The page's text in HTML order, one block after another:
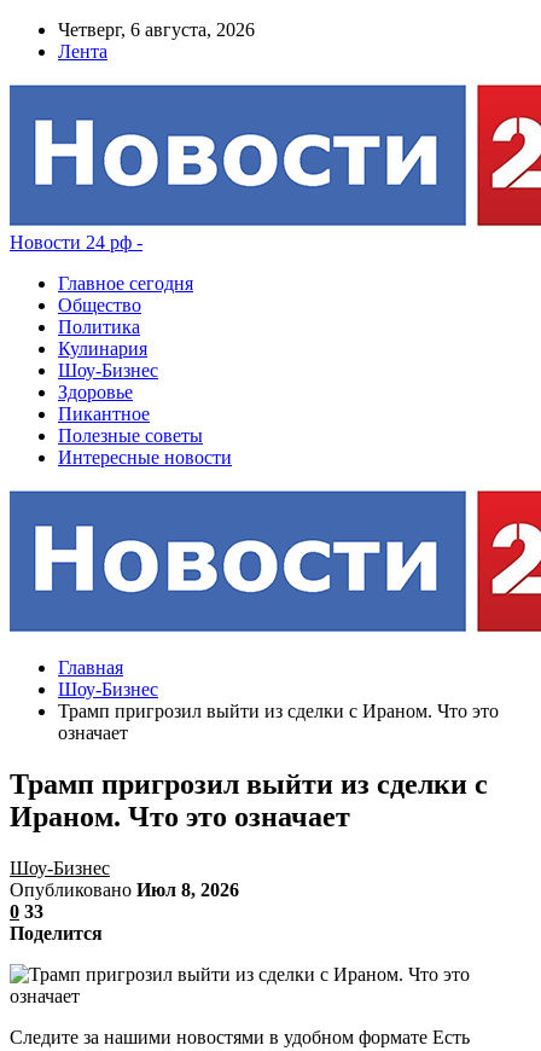
Четверг, 6 августа, 2026
Лента
Новости 24 рф -
Главное сегодня
Общество
Политика
Кулинария
Шоу-Бизнес
Здоровье
Пикантное
Полезные советы
Интересные новости
Главная
Шоу-Бизнес
Трамп пригрозил выйти из сделки с Ираном. Что это
означает
Трамп пригрозил выйти из сделки с
Ираном. Что это означает
Шоу-Бизнес
Опубликовано Июл 8, 2026
0 33
Поделится
Следите за нашими новостями в удобном формате Есть